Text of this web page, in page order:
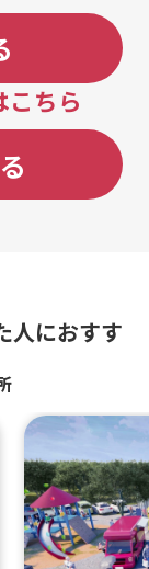
ちら
人におすす